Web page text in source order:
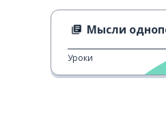
Мысли
Уроки